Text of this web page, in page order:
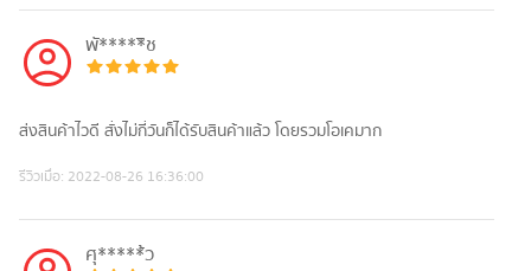
พั*****ิช
ส่งสินค้าไวดี สั่งไม่กี่วันก็ได้รับสินค้าแล้ว โดยรวมโอเคมาก
รีวิวเมื่อ: 2022-08-26 16:36:00
ศุ*****้ว